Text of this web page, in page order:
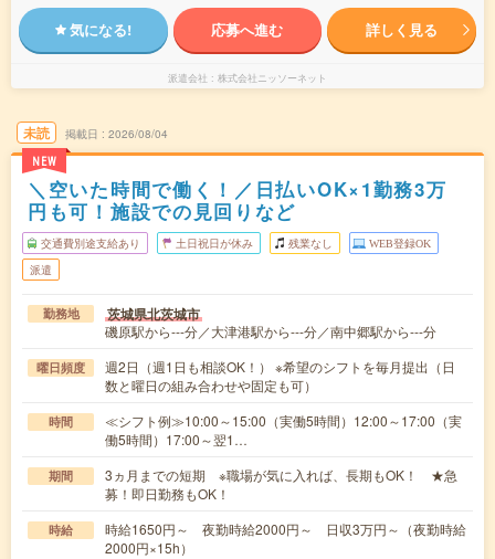
気になる! 応募へ進む 詳しく見る
派遣会社 株式会社ニッソーネット
未読
NEW
掲載日 2026/08/04
＼空いた時間で働く！／日払いOK×1勤務3万
円も可！施設での見回りなど
交通費別途支給あり 土日祝日が休み 残業なし WEB登録OK
派遣
勤務地 茨城県北茨城市
磯原駅から---分／大津港駅から---分／南中郷駅から---分
曜日頻度
週2日（週1日も相談OK！） ※希望のシフトを毎月提出（日
数と曜日の組み合わせや固定も可）
時間
≪シフト例≫10:00～15:00（実働5時間）12:00～17:00（実
働5時間）17:00～翌1…
期間
3ヵ月までの短期 ※職場が気に入れば、長期もOK！ ★急
募！即日勤務もOK！
時給
時給1650円～ 夜勤時給2000円～ 日収3万円～（夜勤時給
2000円×15h）